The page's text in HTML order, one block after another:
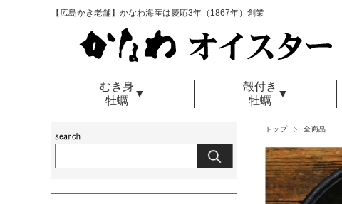
【広島かき老舗】かなわ海産は慶応3年（1867年）創業
むき身
牡蠣
▼
殻付き
牡蠣
▼
トップ 全商品